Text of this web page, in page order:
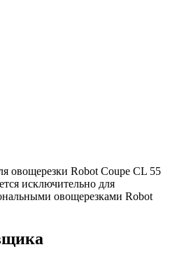
овощерезки Robot Coupe CL 55
исключительно для
овощерезками Robot